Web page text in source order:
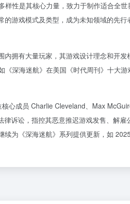
样性是其核心力量，致力于制作适合全世
游戏模式及类型，成为未知领域的先行
内拥有大量玩家，其游戏设计理念和开发
《深海迷航》在美国《时代周刊》十大
心成员 Charlie Cleveland、Max
律诉讼，指控其恶意推迟游戏发售、解雇
续为《深海迷航》系列提供更新，如